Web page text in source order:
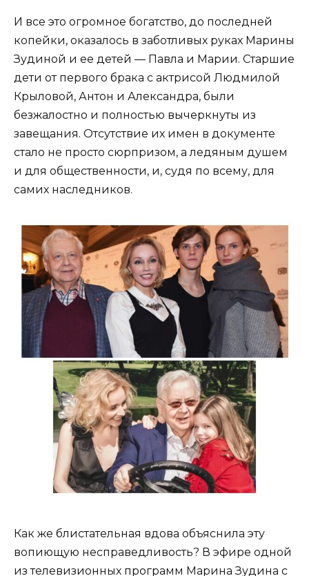
И все это огромное богатство, до последней
копейки, оказалось в заботливых руках Марины
Зудиной и ее детей — Павла и Марии. Старшие
дети от первого брака с актрисой Людмилой
Крыловой, Антон и Александра, были
безжалостно и полностью вычеркнуты из
завещания. Отсутствие их имен в документе
стало не просто сюрпризом, а ледяным душем
и для общественности, и, судя по всему, для
самих наследников.
Как же блистательная вдова объяснила эту
вопиющую несправедливость? В эфире одной
из телевизионных программ Марина Зудина с